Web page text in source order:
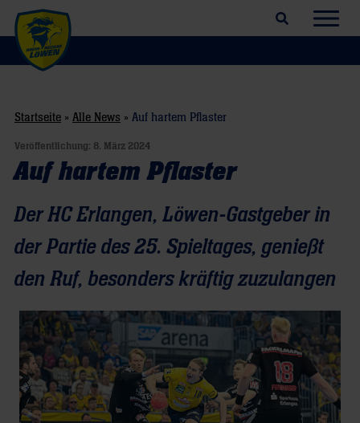
Suchfeld öffnen
Startseite » Alle News » Auf hartem Pflaster
Veröffentlichung: 8. März 2024
Auf hartem Pflaster
Der HC Erlangen, Löwen-Gastgeber in
der Partie des 25. Spieltages, genießt
den Ruf, besonders kräftig zuzulangen